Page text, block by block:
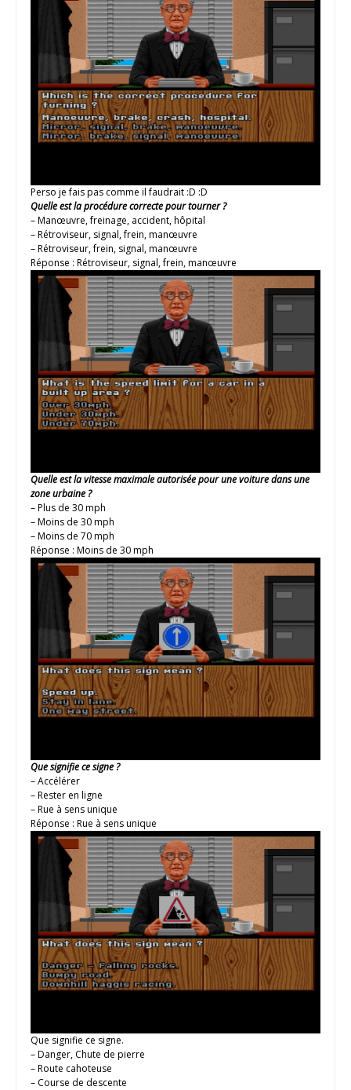
Perso je fais pas comme il faudrait :D :D
Quelle est la procédure correcte pour tourner ?
– Manœuvre, freinage, accident, hôpital
– Rétroviseur, signal, frein, manœuvre
– Rétroviseur, frein, signal, manœuvre
Réponse : Rétroviseur, signal, frein, manœuvre
Quelle est la vitesse maximale autorisée pour une voiture dans une
zone urbaine ?
– Plus de 30 mph
– Moins de 30 mph
– Moins de 70 mph
Réponse : Moins de 30 mph
Que signifie ce signe ?
– Accélérer
– Rester en ligne
– Rue à sens unique
Réponse : Rue à sens unique
Que signifie ce signe.
– Danger, Chute de pierre
– Route cahoteuse
– Course de descente